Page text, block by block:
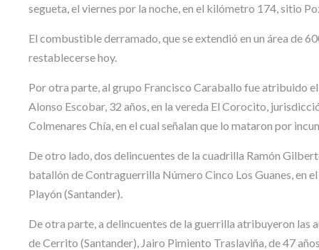
segueta, el viernes por la noche, en el kilómetro 174, sitio
El combustible derramado, que se extendió en un área de
restablecerse hoy.
Por otra parte, al grupo Francisco Caraballo fue atribuido
Alonso Escobar, 32 años, en la vereda El Corocito,
Colmenares Chía, en el cual señalan que lo mataron por
De otro lado, dos delincuentes de la cuadrilla Ramón
batallón de Contraguerrilla Número Cinco Los Guanes, en
Playón (Santander).
De otra parte, a delincuentes de la guerrilla atribuyeron
de Cerrito (Santander), Jairo Pimiento Traslaviña, de 47